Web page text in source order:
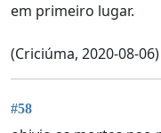
em primeiro lugar.
(Criciúma, 2020-08-06)
#58